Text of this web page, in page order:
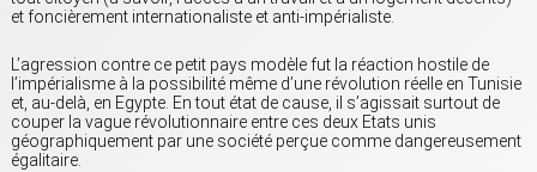
et foncièrement internationaliste et anti-impérialiste.
L’agression contre ce petit pays modèle fut la réaction hostile de
l’impérialisme à la possibilité même d’une révolution réelle en Tunisie
et, au-delà, en Egypte. En tout état de cause, il s’agissait surtout de
couper la vague révolutionnaire entre ces deux Etats unis
géographiquement par une société perçue comme dangereusement
égalitaire.